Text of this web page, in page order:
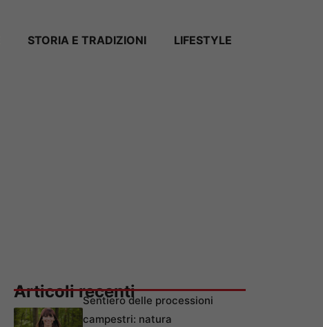
STORIA E TRADIZIONI LIFESTYLE
Articoli recentiSentiero delle processioni
campestri: natura